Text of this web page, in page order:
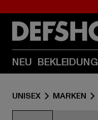
NEU BEKLEIDUNG
UNISEX MARKEN